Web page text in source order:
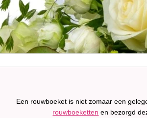
Een rouwboeket is niet zomaar een
rouwboeketten en bezorgd